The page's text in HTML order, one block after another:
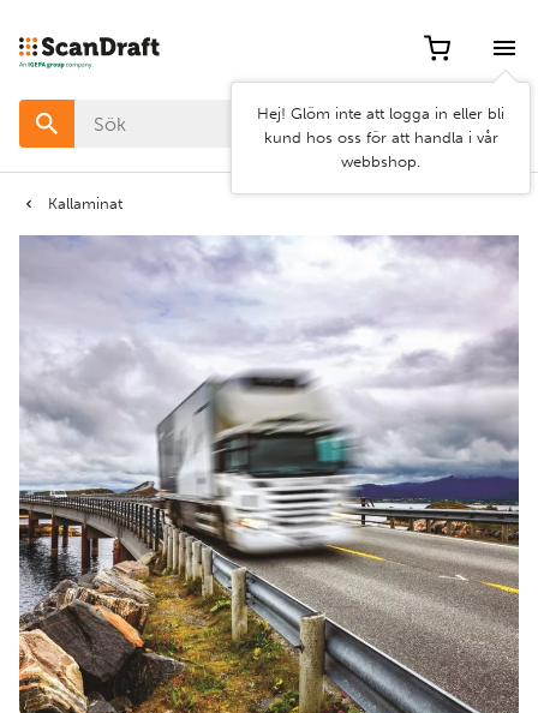
Hej! Glöm inte att logga in eller bli
kund hos oss för att handla i vår
webbshop.
Kallaminat
Filter
Färg
filter
Använd
filter